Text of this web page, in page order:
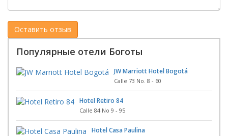
Популярные отели Боготы
JW Marriott Hotel Bogotá
Calle 73 No. 8 - 60
Hotel Retiro 84
Calle 84 No 9 - 95
Hotel Casa Paulina